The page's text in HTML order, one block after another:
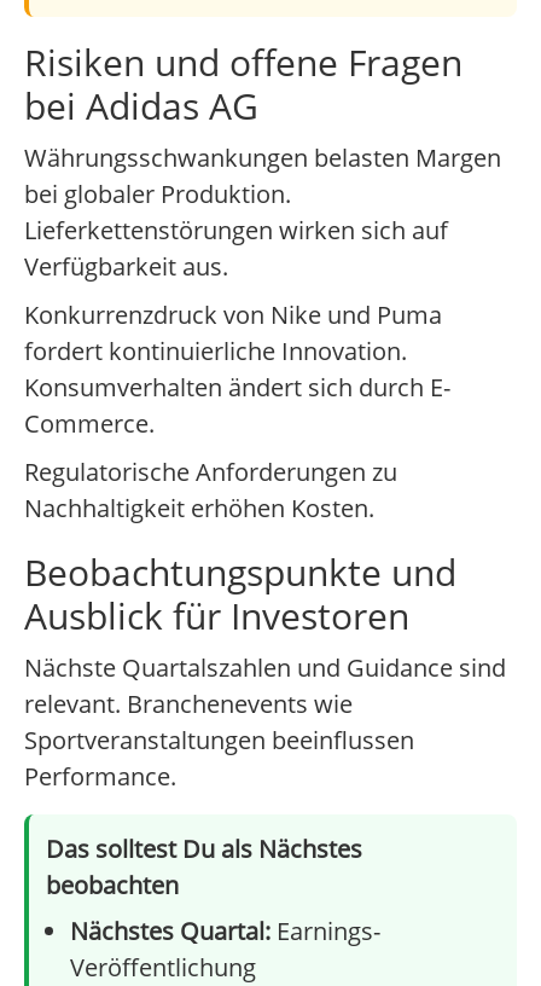
Risiken und offene Fragen
bei Adidas AG
Währungsschwankungen belasten Margen
bei globaler Produktion.
Lieferkettenstörungen wirken sich auf
Verfügbarkeit aus.
Konkurrenzdruck von Nike und Puma
fordert kontinuierliche Innovation.
Konsumverhalten ändert sich durch E-
Commerce.
Regulatorische Anforderungen zu
Nachhaltigkeit erhöhen Kosten.
Beobachtungspunkte und
Ausblick für Investoren
Nächste Quartalszahlen und Guidance sind
relevant. Branchenevents wie
Sportveranstaltungen beeinflussen
Performance.
Das solltest Du als Nächstes
beobachten
Nächstes Quartal: Earnings-
Veröffentlichung